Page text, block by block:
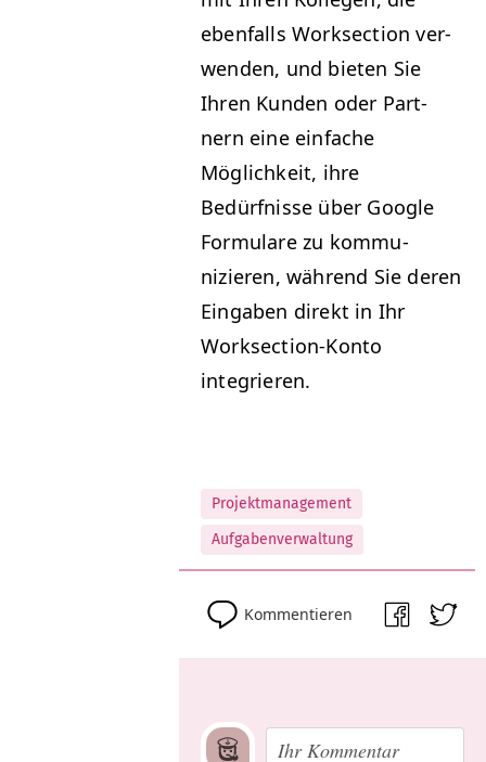
eben­falls Work­sec­tion ver­
wen­den, und bieten Sie
Ihren Kun­den oder Part­
nern eine ein­fache
Möglichkeit, ihre
Bedürfnisse über Google
For­mu­la­re zu kom­mu­
nizieren, während Sie deren
Eingaben direkt in Ihr
Work­sec­tion-Kon­to
integrieren.
Projektmanagement
Aufgabenverwaltung
Kommentieren